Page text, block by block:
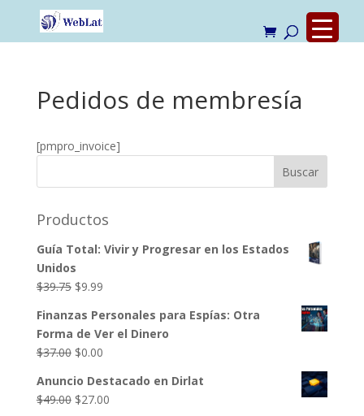
Pedidos de membresía
[pmpro_invoice]
Productos
Guía Total: Vivir y Progresar en los Estados
Unidos
$39.75 El
original
era:
$39.75.
$9.99El
actual
es:
$9.99.
Finanzas Personales para Espías: Otra
Forma de Ver el Dinero
$37.00 El
original
era:
$0.00El
actual
es:
Anuncio Destacado en Dirlat
$49.00 El
$27.00El